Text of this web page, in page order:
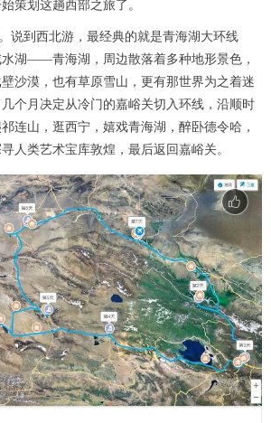
策划这趟西部之旅了。
到西北游，最经典的就是青海湖大环线
湖——青海湖，周边散落着多种地形景色，
沙漠，也有草原雪山，更有那世界为之着迷
个月决定从冷门的嘉峪关切入环线，沿顺时
连山，逛西宁，嬉戏青海湖，醉卧德令哈，
人类艺术宝库敦煌，最后返回嘉峪关。